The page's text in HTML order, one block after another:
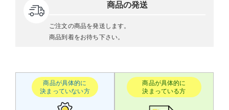
商品の発送
ご注文の商品を発送します。
商品到着をお待ち下さい。
商品が具体的に
決まっていない方
商品が具体的に
決まっている方